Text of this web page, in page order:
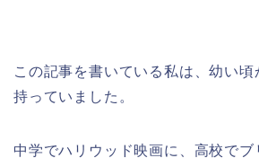
この記事を書いている私は、幼い頃
持っていました。
中学でハリウッド映画に、高校でブ